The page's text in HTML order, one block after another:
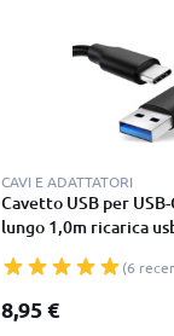
CAVI E ADATTATORI
Cavetto USB per
lungo 1,0m ricarica
smartphone
Google Pixel),
Panasonic Lumix,
(6
8,95 €